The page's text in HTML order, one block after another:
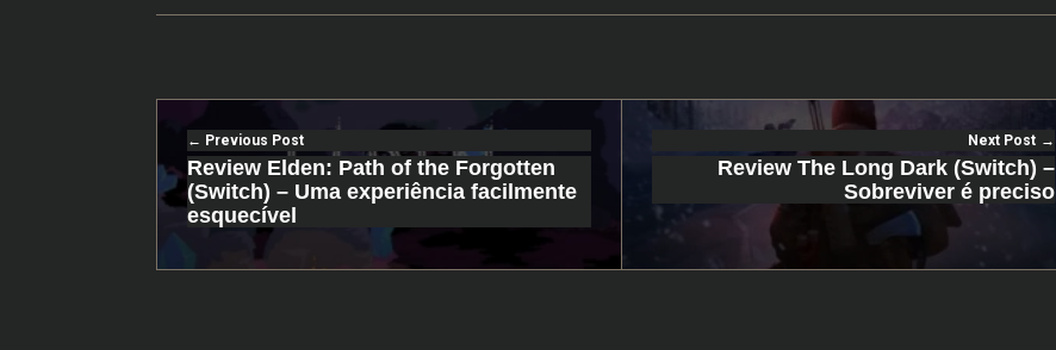
Previous Post
Review Elden: Path of the Forgotten
(Switch) – Uma experiência facilmente
esquecível
Next Post
Review The Long Dark (Switch) –
Sobreviver é preciso